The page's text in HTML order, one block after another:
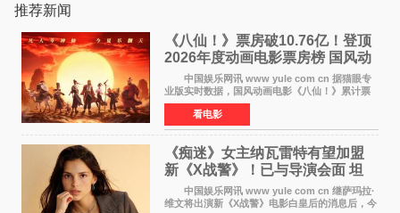
推荐新闻
《八仙！》票房破10.76亿！登顶
2026年度动画电影票房榜 国风动
画逆袭暑期档
中国娱乐网讯 www yule com cn 据猫眼专
业版实时数据，国风动画电影《八仙！》累计票
房突破10 76亿元，超过《熊出没·年年有熊》，
暂列2026年度动画影片票房榜冠军。该片自暑期
档登陆院线以
看电影
《痴迷》女主纳瓦雷特有望加盟
新《X战警》！已与导演会面 坦
言“魔形女一直很酷”
中国娱乐网讯 www yule com cn 继萨玛拉·
维文将出演新《X战警》电影白皇后的消息后，今